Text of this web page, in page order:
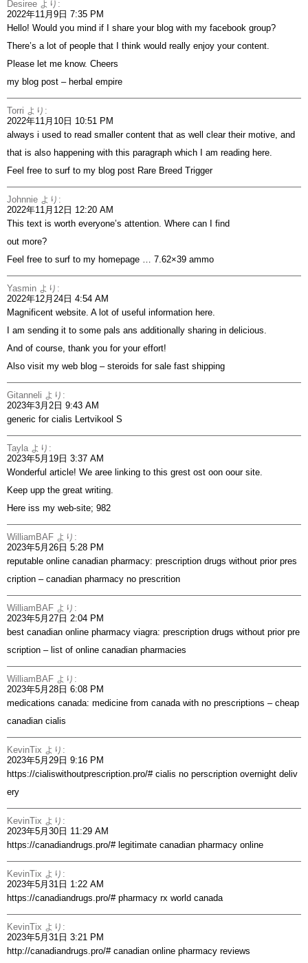
Desiree より:
2022年11月9日 7:35 PM
Hello! Would you mind if I share your blog with my facebook group?
There’s a lot of people that I think would really enjoy your content.
Please let me know. Cheers
my blog post – herbal empire
Torri より:
2022年11月10日 10:51 PM
always i used to read smaller content that as well clear their motive, and
that is also happening with this paragraph which I am reading here.
Feel free to surf to my blog post Rare Breed Trigger
Johnnie より:
2022年11月12日 12:20 AM
This text is worth everyone’s attention. Where can I find
out more?
Feel free to surf to my homepage … 7.62×39 ammo
Yasmin より:
2022年12月24日 4:54 AM
Magnificent website. A lot of useful information here.
I am sending it to some pals ans additionally sharing in delicious.
And of course, thank you for your effort!
Also visit my web blog – steroids for sale fast shipping
Gitanneli より:
2023年3月2日 9:43 AM
generic for cialis Lertvikool S
Tayla より:
2023年5月19日 3:37 AM
Wonderful article! We aree linking to this grest ost oon oour site.
Keep upp the great writing.
Here iss my web-site; 982
WilliamBAF より:
2023年5月26日 5:28 PM
reputable online canadian pharmacy: prescription drugs without prior pres
cription – canadian pharmacy no prescrition
WilliamBAF より:
2023年5月27日 2:04 PM
best canadian online pharmacy viagra: prescription drugs without prior pre
scription – list of online canadian pharmacies
WilliamBAF より:
2023年5月28日 6:08 PM
medications canada: medicine from canada with no prescriptions – cheap
canadian cialis
KevinTix より:
2023年5月29日 9:16 PM
https://cialiswithoutprescription.pro/#cialis no perscription overnight deliv
ery
KevinTix より:
2023年5月30日 11:29 AM
https://canadiandrugs.pro/#legitimate canadian pharmacy online
KevinTix より:
2023年5月31日 1:22 AM
https://canadiandrugs.pro/#pharmacy rx world canada
KevinTix より:
2023年5月31日 3:21 PM
http://canadiandrugs.pro/#canadian online pharmacy reviews